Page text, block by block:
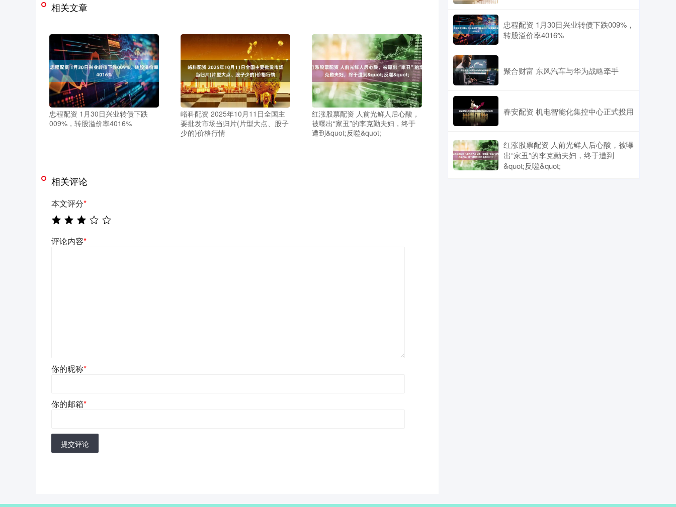
相关文章
忠程配资 1月30日兴业转债下跌
009%，转股溢价率4016%
峪科配资 2025年10月11日全国主
要批发市场当归片(片型大点、股子
少的)价格行情
红涨股票配资 人前光鲜人后心酸，
被曝出“家丑”的李克勤夫妇，终于
遭到&quot;反噬&quot;
相关评论
本文评分*
评论内容*
你的昵称*
你的邮箱*
提交评论
忠程配资 1月30日兴业转债下跌009%，
转股溢价率4016%
聚合财富 东风汽车与华为战略牵手
春安配资 机电智能化集控中心正式投用
红涨股票配资 人前光鲜人后心酸，被曝
出“家丑”的李克勤夫妇，终于遭到
&quot;反噬&quot;